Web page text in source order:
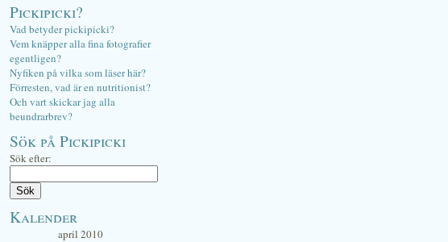
Pickipicki?
Vad betyder pickipicki?
Vem knäpper alla fina fotografier
egentligen?
Nyfiken på vilka som läser här?
Förresten, vad är en nutritionist?
Och vart skickar jag alla
beundrarbrev?
Sök på Pickipicki
Sök efter:
Kalender
april 2010